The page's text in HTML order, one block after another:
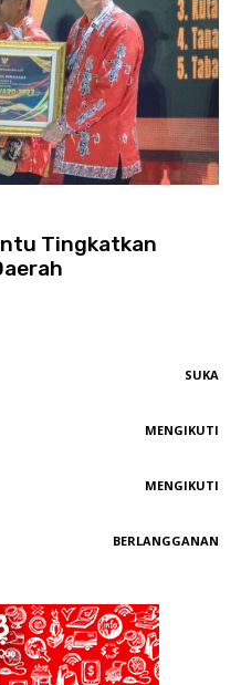
Tingkatkan
SUKA
MENGIKUTI
MENGIKUTI
BERLANGGANAN